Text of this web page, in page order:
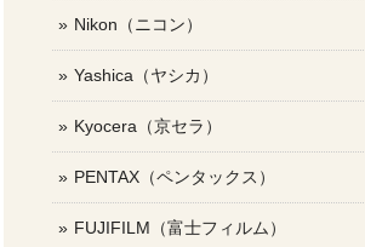
Nikon（ニコン）
Yashica（ヤシカ）
Kyocera（京セラ）
PENTAX（ペンタックス）
FUJIFILM（富士フィルム）